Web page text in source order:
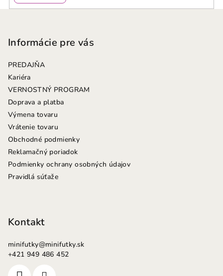
Informácie pre vás
PREDAJŇA
Kariéra
VERNOSTNÝ PROGRAM
Doprava a platba
Výmena tovaru
Vrátenie tovaru
Obchodné podmienky
Reklamačný poriadok
Podmienky ochrany osobných údajov
Pravidlá súťaže
Kontakt
minifutky@minifutky.sk
+421 949 486 452